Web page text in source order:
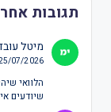
תגובות
מיטל
07/2026
הלוואי
שיודעים